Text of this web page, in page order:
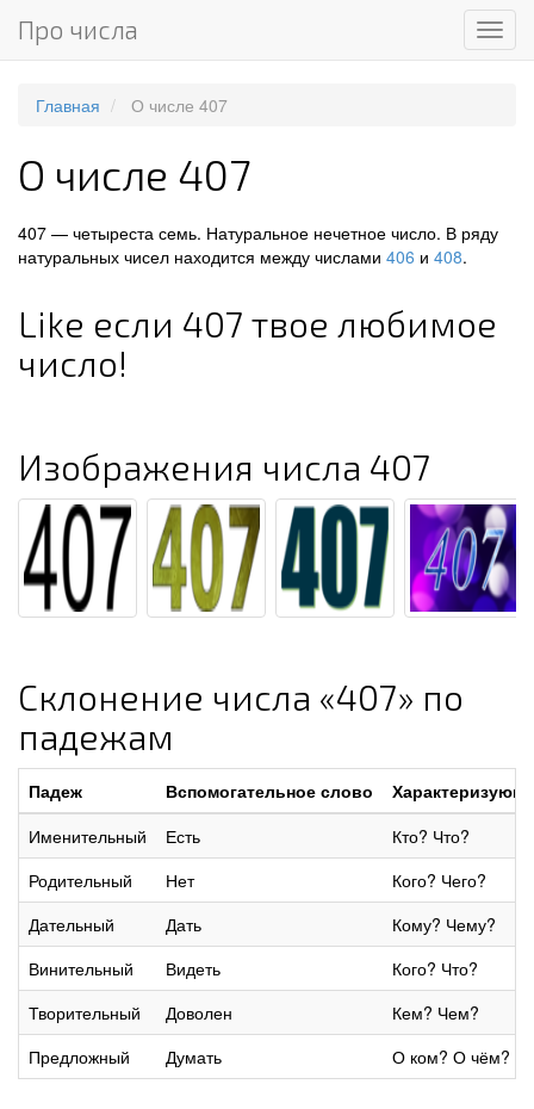
Меню
Про числа
Главная О числе 407
О числе 407
407 — четыреста семь. Натуральное нечетное число. В ряду
натуральных чисел находится между числами 406 и 408.
Like если 407 твое любимое
число!
Изображения числа 407
Склонение числа «407» по
падежам
Падеж Вспомогательное слово
Именительный
Есть
Кто? Что?
Родительный
Нет
Кого? Чего?
Дательный
Дать
Кому? Чему?
Винительный
Видеть
Кого? Что?
Творительный
Доволен
Кем? Чем?
Предложный
Думать О ком? О чём?